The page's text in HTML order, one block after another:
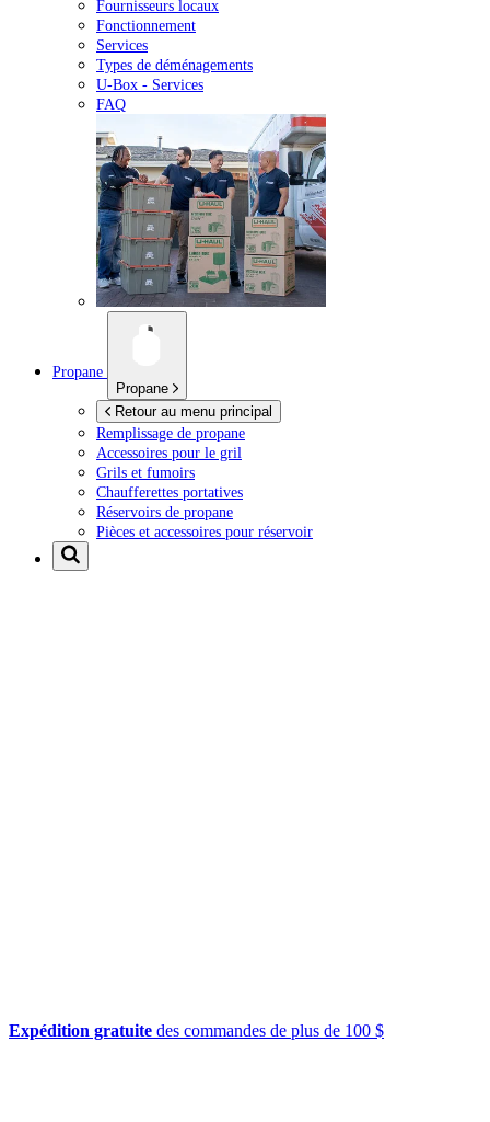
Fournisseurs locaux
Fonctionnement
Services
Types de déménagements
U-Box - Services
FAQ
Propane
Propane
Retour au menu principal
Remplissage de propane
Accessoires pour le gril
Grils et fumoirs
Chaufferettes portatives
Réservoirs de propane
Pièces et accessoires pour réservoir
Expédition gratuite des commandes de plus de 100 $